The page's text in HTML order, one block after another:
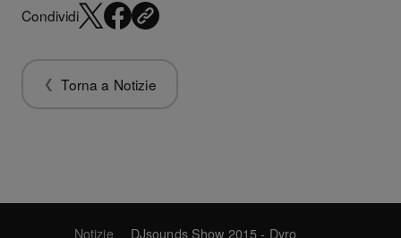
Condividi
Torna a Notizie
Notizie DJsounds Show 2015 - Dyro